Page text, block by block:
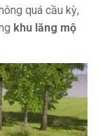
quá cầu kỳ,
khu lăng mộ